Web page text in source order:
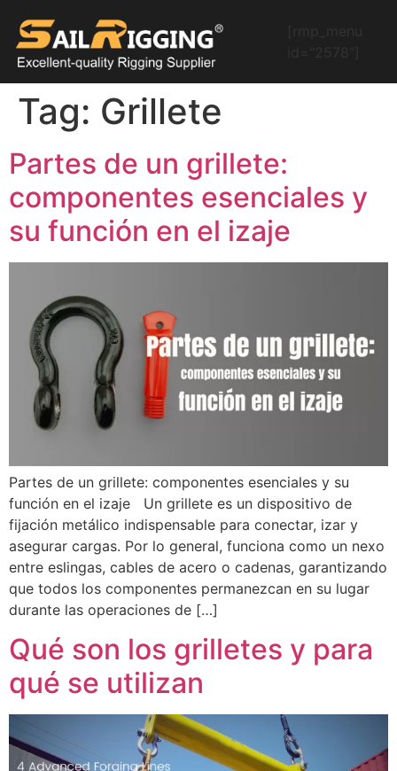
Tag: Grillete
Partes de un grillete:
componentes esenciales y
su función en el izaje
Partes de un grillete: componentes esenciales y su
función en el izaje Un grillete es un dispositivo de
fijación metálico indispensable para conectar, izar y
asegurar cargas. Por lo general, funciona como un nexo
entre eslingas, cables de acero o cadenas, garantizando
que todos los componentes permanezcan en su lugar
durante las operaciones de […]
Qué son los grilletes y para
qué se utilizan